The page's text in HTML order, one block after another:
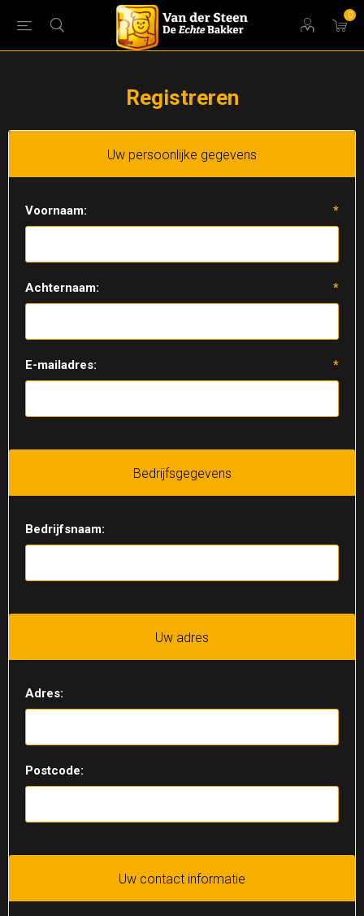
0
Registreren
Uw persoonlijke gegevens
Voornaam: *
Achternaam: *
E-mailadres: *
Bedrijfsgegevens
Bedrijfsnaam:
Uw adres
Adres:
Postcode:
Uw contact informatie